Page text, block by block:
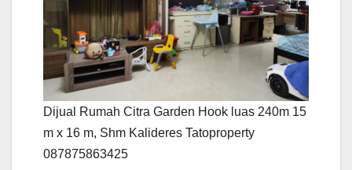
Dijual Rumah Citra Garden Hook luas 240m 15
m x 16 m, Shm Kalideres Tatoproperty
087875863425